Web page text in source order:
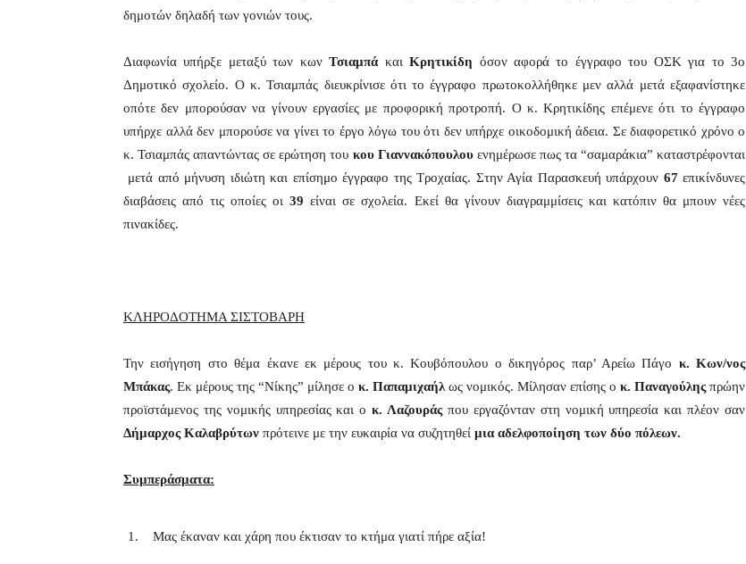
δημοτών δηλαδή των γονιών τους.
Διαφωνία υπήρξε μεταξύ των κωνΤσιαμπάκαιΚρητικίδη όσον αφορά το έγγραφο του ΟΣΚ για το 3ο
Δημοτικό σχολείο. Ο κ. Τσιαμπάς διευκρίνισε ότι το έγγραφο πρωτοκολλήθηκε μεν αλλά μετά εξαφανίστηκε
οπότε δεν μπορούσαν να γίνουν εργασίες με προφορική προτροπή. Ο κ. Κρητικίδης επέμενε ότι το έγγραφο
υπήρχε αλλά δεν μπορούσε να γίνει το έργο λόγω του ότι δεν υπήρχε οικοδομική άδεια. Σε διαφορετικό χρόνο ο
κ. Τσιαμπάς απαντώντας σε ερώτηση του κου Γιαννακόπουλουενημέρωσε πως τα “σαμαράκια” καταστρέφονται
μετά από μήνυση ιδιώτη και επίσημο έγγραφο της Τροχαίας. Στην Αγία Παρασκευή υπάρχουν 67επικίνδυνες
διαβάσεις από τις οποίες οι39 είναι σε σχολεία. Εκεί θα γίνουν διαγραμμίσεις και κατόπιν θα μπουν νέες
πινακίδες.
ΚΛΗΡΟΔΟΤΗΜΑ ΣΙΣΤΟΒΑΡΗ
Την εισήγηση στο θέμα έκανε εκ μέρους του κ. Κουβόπουλου ο δικηγόρος παρ’ Αρείω Πάγο κ. Κων/νος
Μπάκας. Εκ μέρους της “Νίκης” μίλησε ο κ. Παπαμιχαήλ ως νομικός. Μίλησαν επίσης ο κ. Παναγούληςπρώην
προϊστάμενος της νομικής υπηρεσίας και ο κ. Λαζουράςπου εργαζόνταν στη νομική υπηρεσία και πλέον σαν
Δήμαρχος Καλαβρύτων πρότεινε με την ευκαιρία να συζητηθεί μια αδελφοποίηση των δύο πόλεων.
Συμπεράσματα:
Μας έκαναν και χάρη που έκτισαν το κτήμα γιατί πήρε αξία!